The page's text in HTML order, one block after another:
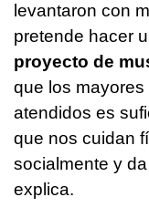
levantaron con
pretende hacer
proyecto de
que los
atendidos es
que nos cuidan
socialmente y
explica.